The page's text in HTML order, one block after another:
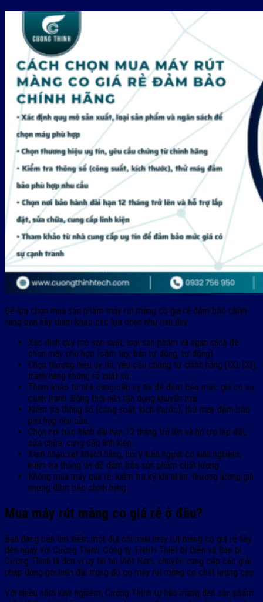
Để lựa chọn mua sản phẩm máy rút màng co giá rẻ đảm bảo chính
hãng bạn hãy tham khảo các lựa chọn như sau đây:
Xác định quy mô sản xuất, loại sản phẩm và ngân sách để
chọn máy phù hợp (cầm tay, bán tự động, tự động).
Chọn thương hiệu uy tín, yêu cầu chứng từ chính hãng (CO, CQ),
tránh hàng không rõ xuất xứ.
Tham khảo từ nhà cung cấp uy tín để đảm bảo mức giá có sự
cạnh tranh. Đồng thời nên tận dụng khuyến mãi.
Kiểm tra thông số (công suất, kích thước), thử máy đảm bảo
phù hợp nhu cầu.
Chọn nơi bảo hành dài hạn 12 tháng trở lên và hỗ trợ lắp đặt,
sửa chữa, cung cấp linh kiện.
Xem nhận xét khách hàng, hỏi ý kiến người có kinh nghiệm,
kiểm tra thông tin để đảm bảo sản phẩm chất lượng.
Không mua máy quá rẻ, kiểm tra kỹ khi nhận, thương lượng giá
nhưng đảm bảo chính hãng.
Mua máy rút màng co giá rẻ ở đâu?
Bạn đang cần tìm kiếm một địa chỉ mua máy rút màng co giá rẻ hãy
đến ngay với Cường Thịnh. Công ty TNHH Thiết bị Điện và Bao bì
Cường Thịnh là đơn vị uy tín tại Việt Nam, chuyên cung cấp các giải
pháp đóng gói hiện đại trong đó có máy rút màng co chất lượng cao.
Với nhiều năm kinh nghiệm, Cường Thịnh tự hào mang đến sản phẩm